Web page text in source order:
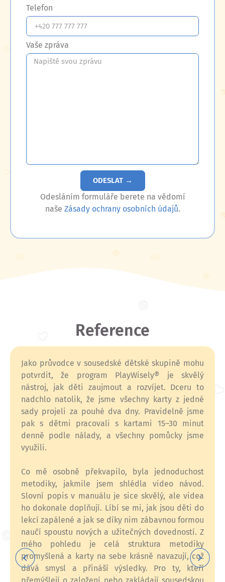
Telefon
Vaše zpráva
ODESLAT →
Odesláním formuláře berete na vědomí
naše Zásady ochrany osobních údajů.
Reference
Jako průvodce v sousedské dětské skupině mohu
potvrdit, že program PlayWisely® je skvělý
nástroj, jak děti zaujmout a rozvíjet. Dceru to
nadchlo natolik, že jsme všechny karty z jedné
sady projeli za pouhé dva dny. Pravidelně jsme
pak s dětmi pracovali s kartami 15–30 minut
denně podle nálady, a všechny pomůcky jsme
využili.
Co mě osobně překvapilo, byla jednoduchost
metodiky, jakmile jsem shlédla video návod.
Slovní popis v manuálu je sice skvělý, ale videa
ho dokonale doplňují. Líbí se mi, jak jsou děti do
lekcí zapálené a jak se díky nim zábavnou formou
naučí spoustu nových a užitečných dovedností. Z
mého pohledu je celá struktura metodiky
promyšlená a karty na sebe krásně navazují, což
dává smysl a přináší výsledky. Pro ty, kteří